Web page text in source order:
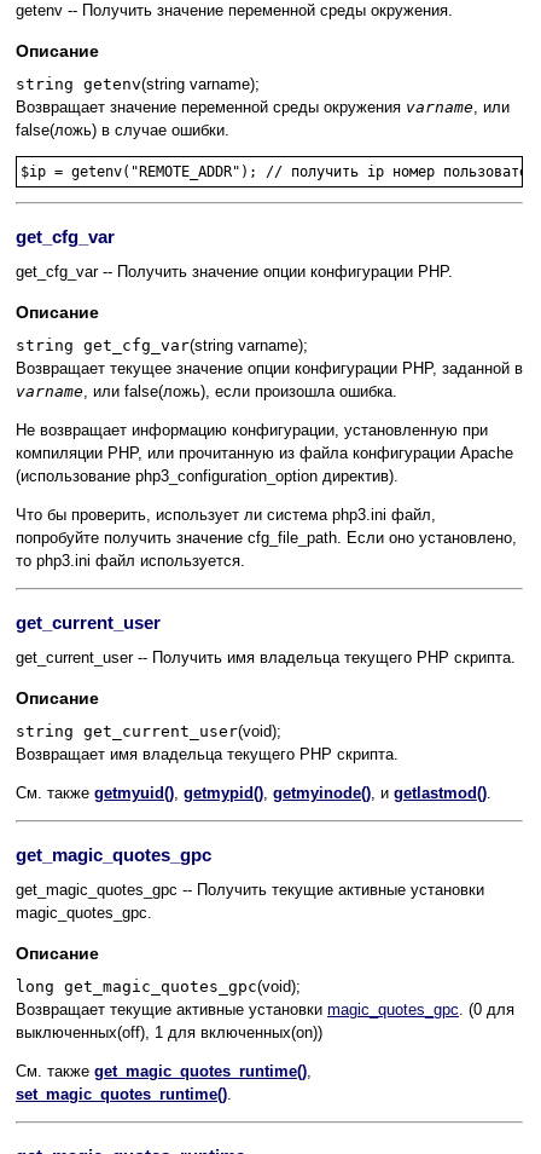
getenv -- Получить значение переменной среды окружения.
Описание
string getenv(string varname);
Возвращает значение переменной среды окружения varname, или
false(ложь) в случае ошибки.
$ip = getenv("REMOTE_ADDR"); // получить ip номер
get_cfg_var
get_cfg_var -- Получить значение опции конфигурации PHP.
Описание
string get_cfg_var(string varname);
Возвращает текущее значение опции конфигурации PHP, заданной в
varname, или false(ложь), если произошла ошибка.
Не возвращает информацию конфигурации, установленную при
компиляции PHP, или прочитанную из файла конфигурации Apache
(использование php3_configuration_option директив).
Что бы проверить, использует ли система php3.ini файл,
попробуйте получить значение cfg_file_path. Если оно установлено,
то php3.ini файл используется.
get_current_user
get_current_user -- Получить имя владельца текущего PHP скрипта.
Описание
string get_current_user(void);
Возвращает имя владельца текущего PHP скрипта.
См. также getmyuid(), getmypid(), getmyinode(), и getlastmod().
get_magic_quotes_gpc
get_magic_quotes_gpc -- Получить текущие активные установки
magic_quotes_gpc.
Описание
long get_magic_quotes_gpc(void);
Возвращает текущие активные установки magic_quotes_gpc. (0 для
выключенных(off), 1 для включенных(on))
См. также get_magic_quotes_runtime(),
set_magic_quotes_runtime().